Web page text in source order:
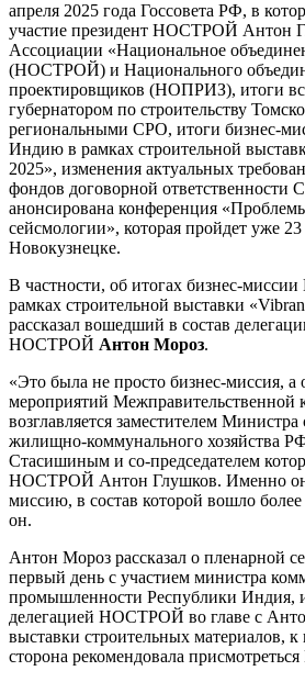
апреля 2025 года Госсовета РФ, в
участие президент НОСТРОЙ Антон
Ассоциации «Национальное
(НОСТРОЙ) и Национального
проектировщиков (НОПРИЗ), итоги
губернатором по строительству
региональными СРО, итоги бизнес-
Индию в рамках строительной
2025», изменения актуальных
фондов договорной ответственности
анонсирована конференция
сейсмологии», которая пройдет уже 23
Новокузнецке.
В частности, об итогах бизнес-
рамках строительной выставки
рассказал вошедший в состав
НОСТРОЙ Антон Мороз.
«Это была не просто бизнес-миссия, а
мероприятий Межправительственной
возглавляется заместителем Министра
жилищно-коммунального хозяйства
Стасишиным и со-председателем
НОСТРОЙ Антон Глушков. Именно он
миссию, в состав которой вошло
он.
Антон Мороз рассказал о пленарной
первый день с участием министра
промышленности Республики Индия,
делегацией НОСТРОЙ во главе с
выставки строительных материалов,
сторона рекомендовала присмотреться